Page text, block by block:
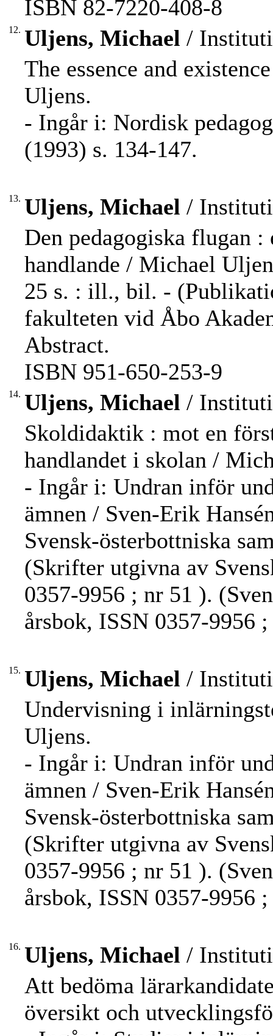
ISBN 82-7220-408-8
12. Uljens, Michael /
The essence and
Uljens.
- Ingår i: Nordisk
(1993) s. 134-147.
13. Uljens, Michael /
Den pedagogiska flugan
handlande / Michael
25 s. : ill., bil. -
fakulteten vid Åbo
Abstract.
ISBN 951-650-253-9
14. Uljens, Michael /
Skoldidaktik : mot en
handlandet i skolan /
- Ingår i: Undran inför
ämnen / Sven-Erik
Svensk-österbottniska
(Skrifter utgivna av
0357-9956 ; nr 51 ).
årsbok, ISSN 0357-9956
15. Uljens, Michael /
Undervisning i
Uljens.
- Ingår i: Undran inför
ämnen / Sven-Erik
Svensk-österbottniska
(Skrifter utgivna av
0357-9956 ; nr 51 ).
årsbok, ISSN 0357-9956
16. Uljens, Michael /
Att bedöma
översikt och